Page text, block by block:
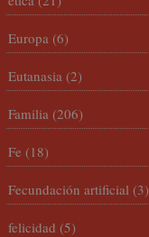
Europa (6)
Eutanasia (2)
Familia (206)
Fe (18)
Fecundación artificial (3)
felicidad (5)